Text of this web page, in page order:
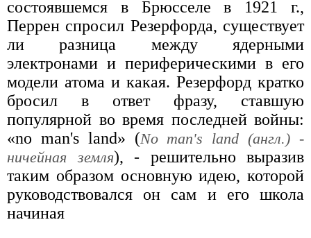
состоявшемся в Брюсселе в 1921 г.,
Перрен спросил Резерфорда, существует
ли разница между ядерными
электронами и периферическими в его
модели атома и какая. Резерфорд кратко
бросил в ответ фразу, ставшую
популярной во время последней войны:
«no man's land» (No man's land (англ.) -
ничейная земля), - решительно выразив
таким образом основную идею, которой
руководствовался он сам и его школа
начиная